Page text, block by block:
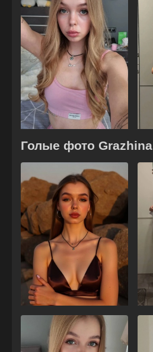
Голые фото Grazhina